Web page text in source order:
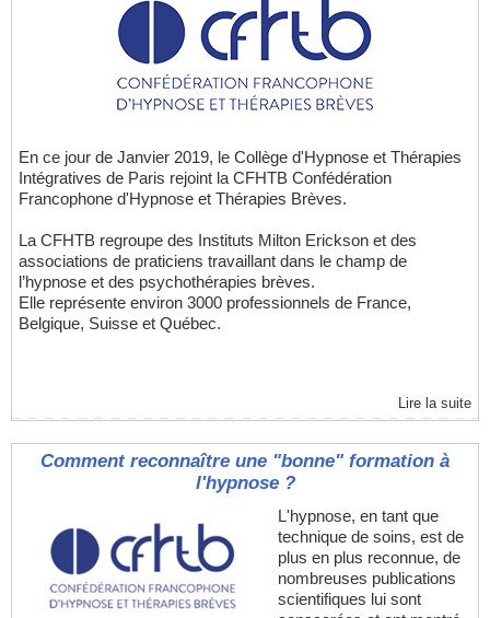
En ce jour de Janvier 2019, le Collège d'Hypnose et Thérapies
Intégratives de Paris rejoint la CFHTB Confédération
Francophone d'Hypnose et Thérapies Brèves.
La CFHTB regroupe des Instituts Milton Erickson et des
associations de praticiens travaillant dans le champ de
l’hypnose et des psychothérapies brèves.
Elle représente environ 3000 professionnels de France,
Belgique, Suisse et Québec.
Lire la suite
Comment reconnaître une "bonne" formation à
l'hypnose ?
L'hypnose, en tant que
technique de soins, est de
plus en plus reconnue, de
nombreuses publications
scientifiques lui sont